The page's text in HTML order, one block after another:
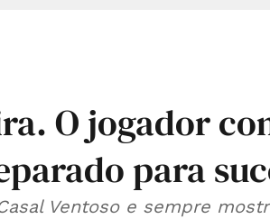
O jogador
para
Ventoso e sempre